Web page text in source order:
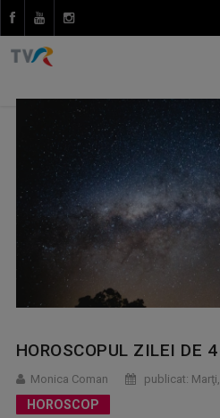
HOROSCOPUL ZILEI DE
Monica Coman publicat:
HOROSCOP